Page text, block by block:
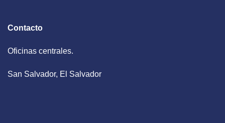
Contacto
Oficinas centrales.
San Salvador, El Salvador